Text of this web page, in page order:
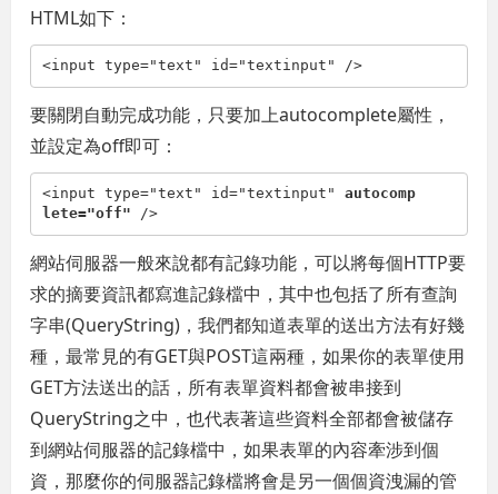
HTML如下：
<input type="text" id="textinput" />
要關閉自動完成功能，只要加上autocomplete屬性，
並設定為off即可：
<input type="text" id="textinput"
autocomp
lete="off" />
網站伺服器一般來說都有記錄功能，可以將每個HTTP要
求的摘要資訊都寫進記錄檔中，其中也包括了所有查詢
字串(QueryString)，我們都知道表單的送出方法有好幾
種，最常見的有GET與POST這兩種，如果你的表單使用
GET方法送出的話，所有表單資料都會被串接到
QueryString之中，也代表著這些資料全部都會被儲存
到網站伺服器的記錄檔中，如果表單的內容牽涉到個
資，那麼你的伺服器記錄檔將會是另一個個資洩漏的管